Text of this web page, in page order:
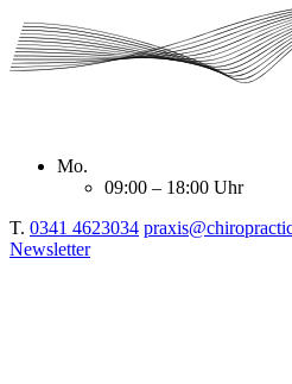
Mo.
09:00 – 18:00 Uhr
T. 0341 4623034
Newsletter